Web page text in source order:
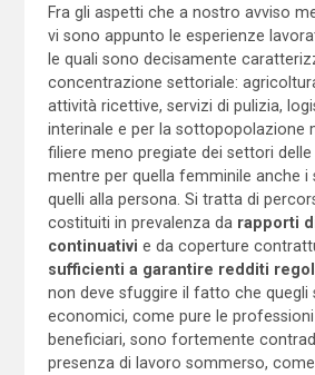
Fra gli aspetti che a nostro avviso
vi sono appunto le esperienze
le quali sono decisamente
concentrazione settoriale:
attività ricettive, servizi di pulizia,
interinale e per la sottopopolazione
filiere meno pregiate dei settori
mentre per quella femminile anche i
quelli alla persona. Si tratta di
costituiti in prevalenza da rapporti
continuativi e da coperture
sufficienti a garantire redditi
non deve sfuggire il fatto che quegli
economici, come pure le
beneficiari, sono fortemente
presenza di lavoro sommerso,